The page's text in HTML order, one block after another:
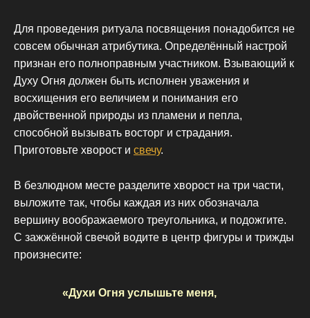
Для проведения ритуала посвящения понадобится не
совсем обычная атрибутика. Определённый настрой
признан его полноправным участником. Взывающий к
Духу Огня должен быть исполнен уважения и
восхищения его величием и понимания его
двойственной природы из пламени и пепла,
способной вызывать восторг и страдания.
Приготовьте хворост и свечу.
В безлюдном месте разделите хворост на три части,
выложите так, чтобы каждая из них обозначала
вершину воображаемого треугольника, и подожгите.
С зажжённой свечой водите в центр фигуры и трижды
произнесите:
«Духи Огня услышьте меня,